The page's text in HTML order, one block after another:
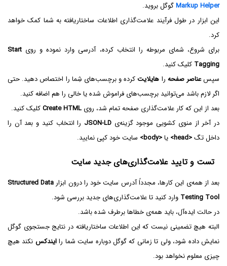
Markup Helperگوگل بروید.
این ابزار در طول فرآیند علامت‌گذاری اطلاعات ساختاریافته به شما کمک خواهد
کرد.
برای شروع، شمای مربوطه را انتخاب کرده، آدرسی وارد نموده و روی Start
Tagging کلیک کنید.
سپسعناصر صفحه را هایلایتکرده و برچسب‌های شِما را اختصاص دهید. حتی
اگر لازم باشد می‌توانید برچسب‌های فراموش شده یا خالی را هم اضافه کنید.
بعد از این که کار علامت‌گذاری صفحه تمام شد، روی Create HTMLکلیک کنید.
در آخر از منوی کشویی موجود گزینه‌ی JSON-LD را انتخاب کنید و بعد آن را
داخل تگ<head> یا<body> سایت خود کپی نمایید.
تست و تایید علامت‌گذاری‌های جدید سایت
بعد از همه‌ی این کارها، مجدداً آدرس سایت خود را درون ابزار Structured Data
Testing Tool وارد کنید تا علامت‌گذاری‌های جدید بررسی شود.
در حالت ایده‌آل، باید همه‌ی خطاها برطرف شده باشد.
البته هیچ تضمینی نیست که این اطلاعات ساختاریافته در نتایج جستجوی گوگل
نمایش داده شود، ولی تا زمانی که گوگل دوباره سایت شما راایندکس نکند هیچ
چیزی معلوم نخواهد بود.